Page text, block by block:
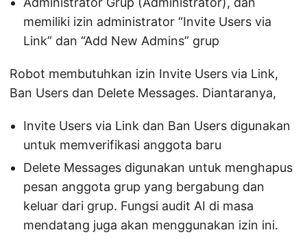
memiliki izin administrator “Invite Users via
Link” dan “Add New Admins” grup
Robot membutuhkan izin Invite Users via Link,
Ban Users dan Delete Messages. Diantaranya,
Invite Users via Link dan Ban Users digunakan
untuk memverifikasi anggota baru
Delete Messages digunakan untuk menghapus
pesan anggota grup yang bergabung dan
keluar dari grup. Fungsi audit AI di masa
mendatang juga akan menggunakan izin ini.